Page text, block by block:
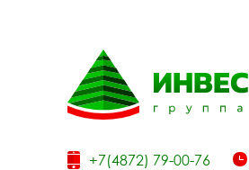
+7(4872) 79-00-76